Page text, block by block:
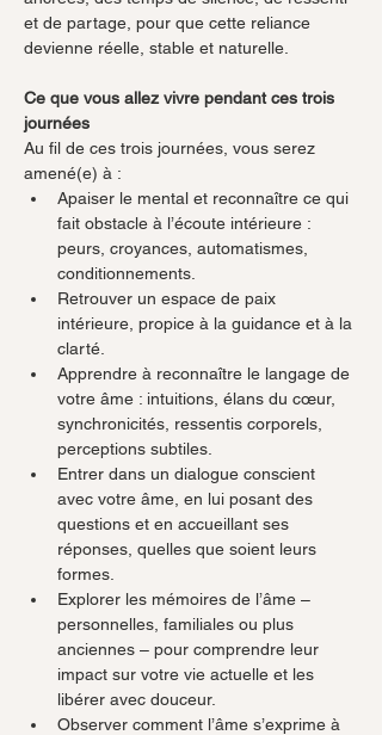
et de partage, pour que cette reliance
devienne réelle, stable et naturelle.
Ce que vous allez vivre pendant ces trois
journées
Au fil de ces trois journées, vous serez
amené(e) à :
Apaiser le mental et reconnaître ce qui
fait obstacle à l’écoute intérieure :
peurs, croyances, automatismes,
conditionnements.
Retrouver un espace de paix
intérieure, propice à la guidance et à la
clarté.
Apprendre à reconnaître le langage de
votre âme : intuitions, élans du cœur,
synchronicités, ressentis corporels,
perceptions subtiles.
Entrer dans un dialogue conscient
avec votre âme, en lui posant des
questions et en accueillant ses
réponses, quelles que soient leurs
formes.
Explorer les mémoires de l’âme –
personnelles, familiales ou plus
anciennes – pour comprendre leur
impact sur votre vie actuelle et les
libérer avec douceur.
Observer comment l’âme s’exprime à